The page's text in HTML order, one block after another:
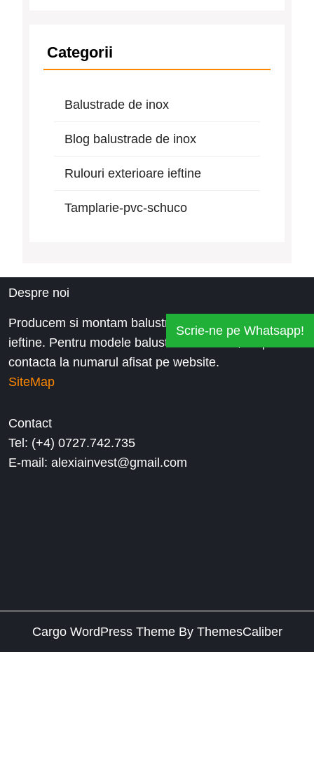
Categorii
Balustrade de inox
Blog balustrade de inox
Rulouri exterioare ieftine
Tamplarie-pvc-schuco
Despre noi
Producem si montam balustrade inox la preturi
ieftine. Pentru modele balustrade de inox, ne puteti
contacta la numarul afisat pe website.
SiteMap
Contact
Tel: (+4) 0727.742.735
E-mail: alexiainvest@gmail.com
Cargo WordPress ThemeBy ThemesCaliber
Scrie-ne pe Whatsapp!